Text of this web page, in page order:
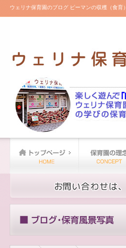
ウェリナ保育園のブログ ピーマンの収穫（食育）